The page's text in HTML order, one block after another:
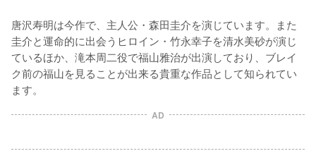
唐沢寿明は今作で、主人公・森田圭介を演じています。また
圭介と運命的に出会うヒロイン・竹永幸子を清水美砂が演じ
ているほか、滝本周二役で福山雅治が出演しており、ブレイ
ク前の福山を見ることが出来る貴重な作品として知られてい
ます。
AD